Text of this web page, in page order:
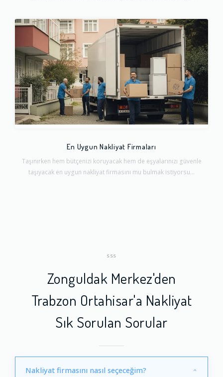
En Uygun Nakliyat Firmaları
Taşınırken hem bütçenizi koruyacak hem de eşyalarınızı güvenle
taşıyacak en uygun nakliyat firmasını mu bulmak istiyorsu...
SSS
Zonguldak Merkez'den
Trabzon Ortahisar'a Nakliyat
Sık Sorulan Sorular
Nakliyat firmasını nasıl seçeceğim?